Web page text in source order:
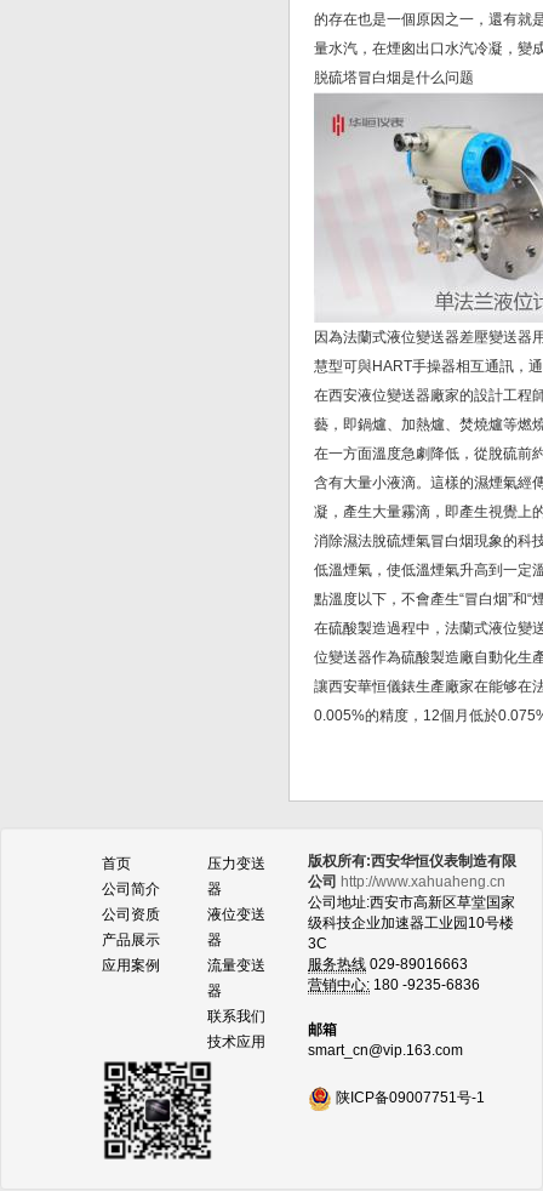
的存在也是一個原因之一，還有就
量水汽，在煙囪出口水汽冷凝，變
脱硫塔冒白烟是什么问题
因為法蘭式液位變送器差壓變送器
慧型可與HART手操器相互通訊，
在西安液位變送器廠家的設計工程
藝，即鍋爐、加熱爐、焚燒爐等燃
在一方面溫度急劇降低，從脫硫
含有大量小液滴。這樣的濕煙氣經
凝，產生大量霧滴，即產生視覺上
消除濕法脫硫煙氣冒白烟現象的科
低溫煙氣，使低溫煙氣升高到一定
點溫度以下，不會產生“冒白烟”和
在硫酸製造過程中，法蘭式液位變
位變送器作為硫酸製造廠自動化生
讓西安華恒儀錶生產廠家在能够在
0.005%的精度，12個月低於
首页
公司简介
公司资质
产品展示
应用案例
压力变送
器
液位变送
器
流量变送
器
联系我们
技术应用
版权所有:西安华恒仪表制造有限
公司 http://www.xahuaheng.cn
公司地址:西安市高新区草堂国家
级科技企业加速器工业园10号楼
3C
服务热线 029-89016663
营销中心: 180 -9235-6836
邮箱
smart_cn@vip.163.com
陕ICP备09007751号-1